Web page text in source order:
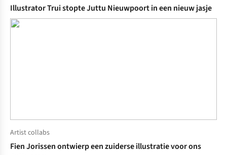
Illustrator Trui stopte Juttu Nieuwpoort in een nieuw jasje
Artist collabs
Fien Jorissen ontwierp een zuiderse illustratie voor ons